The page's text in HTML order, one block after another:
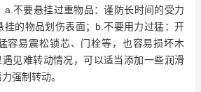
a.不要悬挂过重物品：谨防长时间的受力
挂的物品划伤表面；b.不要用力过猛：开
容易震松锁芯、门栓等，也容易损坏木
见难转动情况，可以适当添加一些润滑
强制转动。